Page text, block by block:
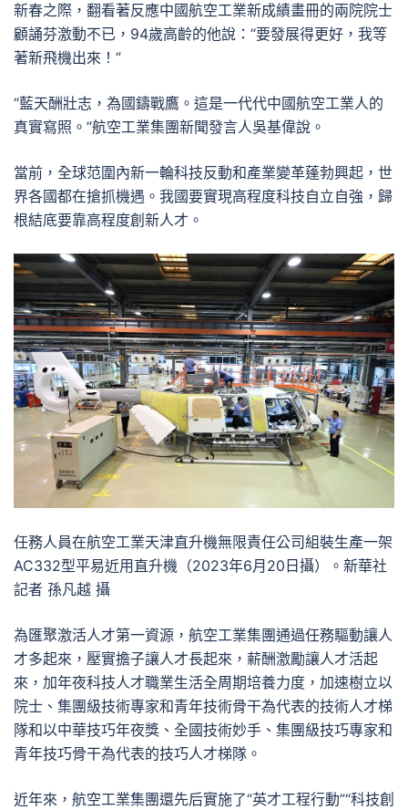
新春之際，翻看著反應中國航空工業新成績畫冊的兩院院士
顧誦芬激動不已，94歲高齡的他說：“要發展得更好，我等
著新飛機出來！”
“藍天酬壯志，為國鑄戰鷹。這是一代代中國航空工業人的
真實寫照。”航空工業集團新聞發言人吳基偉說。
當前，全球范圍內新一輪科技反動和產業變革蓬勃興起，世
界各國都在搶抓機遇。我國要實現高程度科技自立自強，歸
根結底要靠高程度創新人才。
任務人員在航空工業天津直升機無限責任公司組裝生產一架
AC332型平易近用直升機（2023年6月20日攝）。新華社
記者 孫凡越 攝
為匯聚激活人才第一資源，航空工業集團通過任務驅動讓人
才多起來，壓實擔子讓人才長起來，薪酬激勵讓人才活起
來，加年夜科技人才職業生活全周期培養力度，加速樹立以
院士、集團級技術專家和青年技術骨干為代表的技術人才梯
隊和以中華技巧年夜獎、全國技術妙手、集團級技巧專家和
青年技巧骨干為代表的技巧人才梯隊。
近年來，航空工業集團還先后實施了“英才工程行動”“科技創